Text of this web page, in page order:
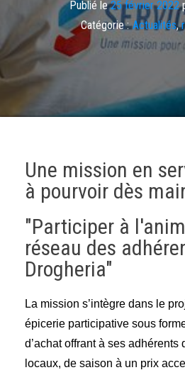
Publié le25 février 2022
Catégorie : Actualités,
Une mission en
à pourvoir dès
"Participer à
réseau des
Drogheria"
La mission s’intègre dans le
épicerie participative sous
d’achat offrant à ses adhérents
locaux, de saison à un prix